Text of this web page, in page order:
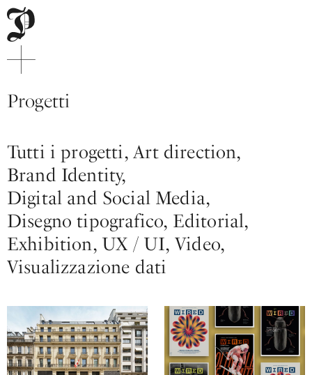
Menu
di
Contenuto
principale
Piede
sito
Pitis
Associati
Progetti
Tutti i progetti
Art direction
Brand Identity
Digital and Social Media
Disegno tipografico Editorial
Exhibition UX / UI Video
Visualizzazione dati